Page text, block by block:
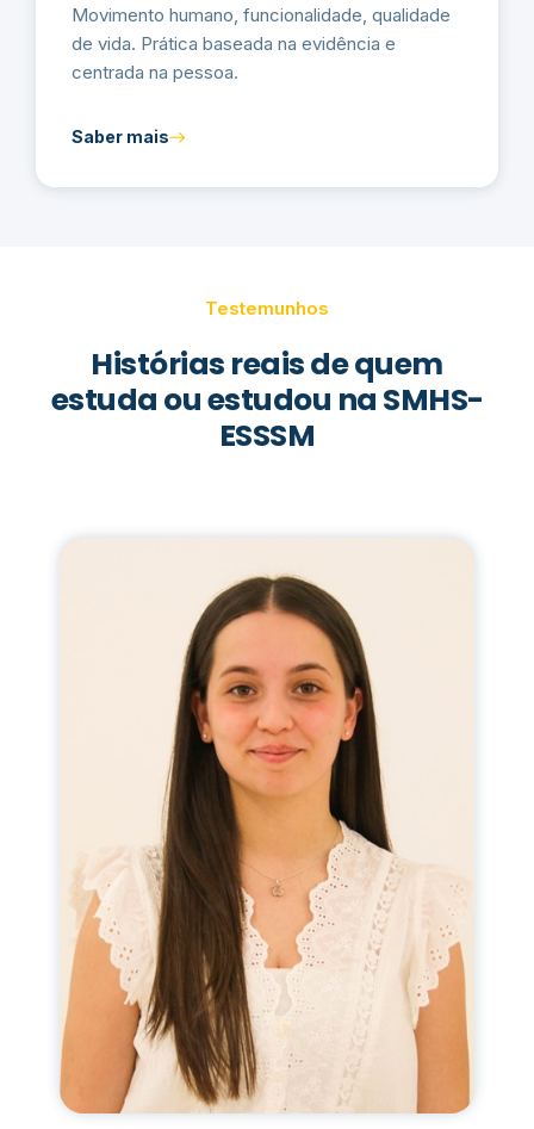
Movimento humano, funcionalidade, qualidade
de vida. Prática baseada na evidência e
centrada na pessoa.
Saber mais
Testemunhos
Histórias reais de quem
estuda ou estudou na SMHS-
ESSSM